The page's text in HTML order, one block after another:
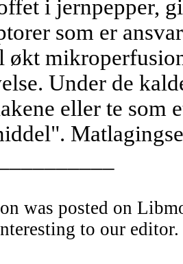
i jernpepper,
som er
økt
Under de
eller te som
was posted on
to our editor.